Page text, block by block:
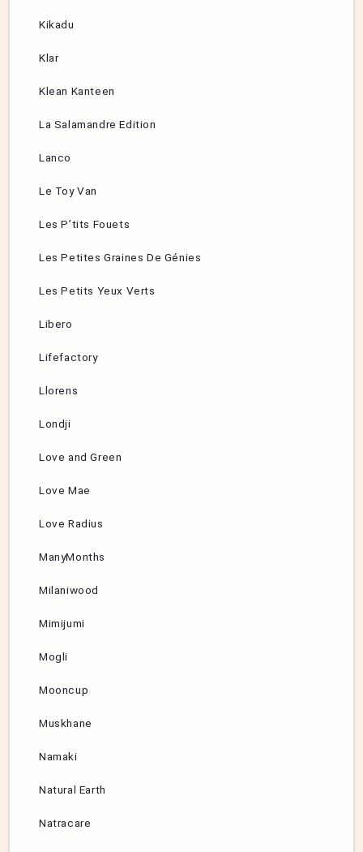
Kikadu
Klar
Klean Kanteen
La Salamandre Edition
Lanco
Le Toy Van
Les P’tits Fouets
Les Petites Graines De Génies
Les Petits Yeux Verts
Libero
Lifefactory
Llorens
Londji
Love and Green
Love Mae
Love Radius
ManyMonths
Milaniwood
Mimijumi
Mogli
Mooncup
Muskhane
Namaki
Natural Earth
Natracare